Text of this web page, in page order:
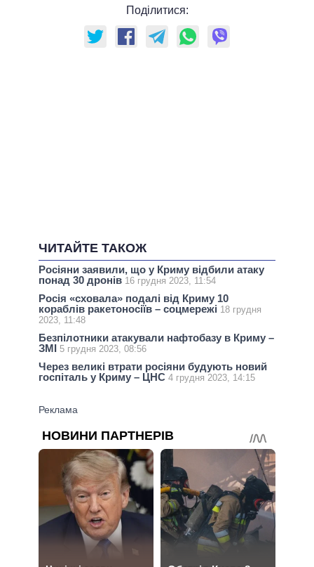
Поділитися:
ЧИТАЙТЕ ТАКОЖ
Росіяни заявили, що у Криму відбили атаку
понад 30 дронів 16 грудня 2023, 11:54
Росія «сховала» подалі від Криму 10
кораблів ракетоносіїв – соцмережі 18 грудня
2023, 11:48
Безпілотники атакували нафтобазу в Криму –
ЗМІ 5 грудня 2023, 08:56
Через великі втрати росіяни будують новий
госпіталь у Криму – ЦНС 4 грудня 2023, 14:15